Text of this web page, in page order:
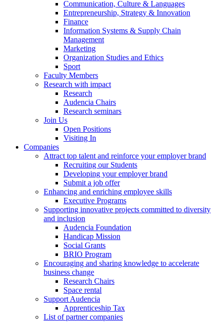
Communication, Culture & Languages
Entrepreneurship, Strategy & Innovation
Finance
Information Systems & Supply Chain
Management
Marketing
Organization Studies and Ethics
Sport
Faculty Members
Research with impact
Research
Audencia Chairs
Research seminars
Join Us
Open Positions
Visiting In
Companies
Attract top talent and reinforce your employer brand
Recruiting our Students
Developing your employer brand
Submit a job offer
Enhancing and enriching employee skills
Executive Programs
Supporting innovative projects committed to diversity
and inclusion
Audencia Foundation
Handicap Mission
Social Grants
BRIO Program
Encouraging and sharing knowledge to accelerate
business change
Research Chairs
Space rental
Support Audencia
Apprenticeship Tax
List of partner companies